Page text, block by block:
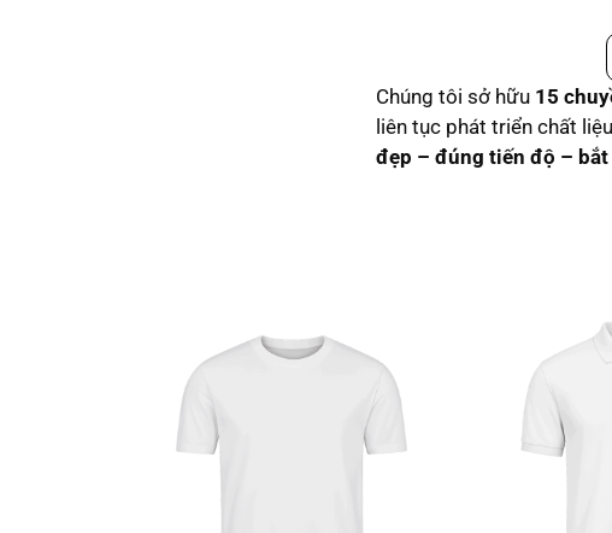
Chúng tôi sở hữu 15
liên tục phát triển chất
đẹp – đúng tiến độ –